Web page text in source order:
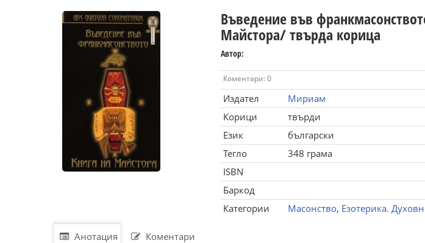
Въведение във
Майстора/ твърда корица
Автор:
Коментари: 0
Издател
Мириам
Корици
твърди
Език
български
Тегло
348 грама
ISBN
Баркод
Категории
Масонство, Езотерика.
Анотация Коментари